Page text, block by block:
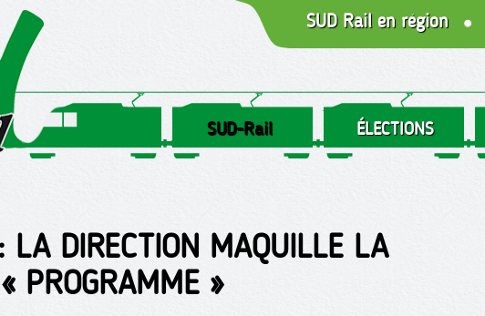
SUD Rail en région
SUD-Rail ÉLECTIONS
LA DIRECTION MAQUILLE LA
PROGRAMME »